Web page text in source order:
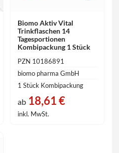
Biomo Aktiv Vital
Trinkflaschen 14
Tagesportionen
Kombipackung 1 Stück
PZN 10186891
biomo pharma GmbH
1 Stück Kombipackung
ab18,61 €
inkl. MwSt.